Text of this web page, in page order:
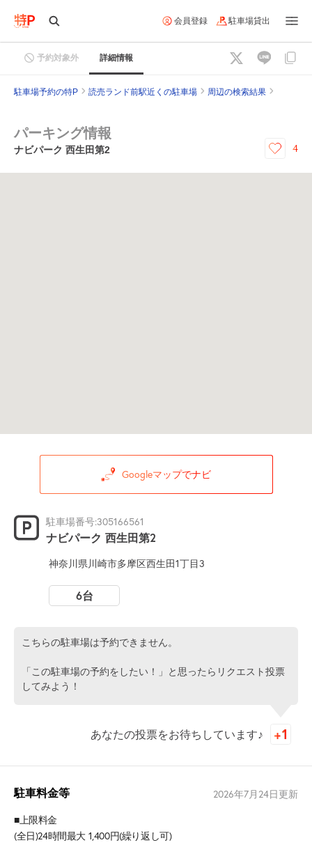
会員登録 駐車場貸出
予約対象外 詳細情報
駐車場予約の特P 読売ランド前駅近くの駐車場 周辺の検索結果
パーキング情報
ナビパーク 西生田第2 4
Googleマップでナビ
駐車場番号:305166561
ナビパーク 西生田第2
神奈川県川崎市多摩区西生田1丁目3
6台
こちらの駐車場は予約できません。
「この駐車場の予約をしたい！」と思ったらリクエスト投票
してみよう！
あなたの投票をお待ちしています♪
駐車料金等 2026年7月24日更新
■上限料金
(全日)24時間最大 1,400円(繰り返し可)